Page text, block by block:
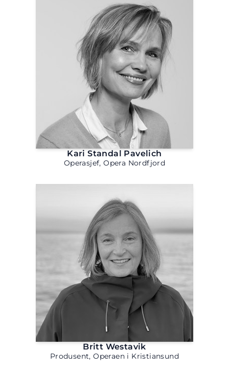
Kari Standal Pavelich
Operasjef, Opera Nordfjord
Britt Westavik
Produsent, Operaen i Kristiansund